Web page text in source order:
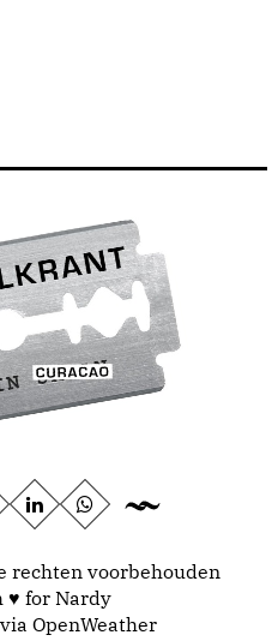
rechten voorbehouden
♥ for Nardy
OpenWeather